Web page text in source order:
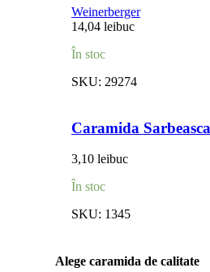
Weinerberger
14,04 leibuc
În stoc
SKU: 29274
Caramida
3,10 leibuc
În stoc
SKU: 1345
Alege caramida de calitate